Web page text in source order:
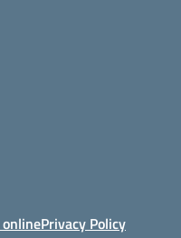
Privacy Policy